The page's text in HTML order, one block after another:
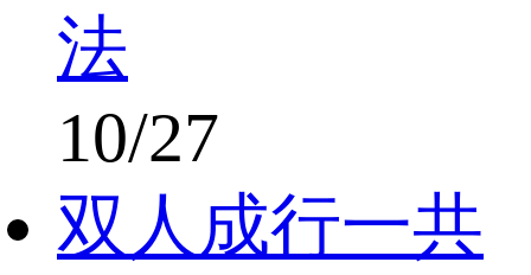
法
10/27
双人成行一共